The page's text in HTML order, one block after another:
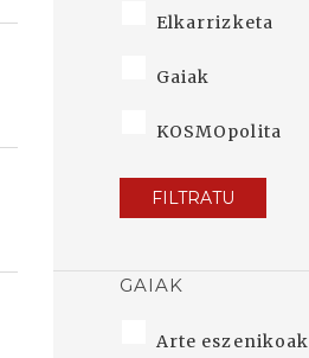
Elkarrizketa
Gaiak
KOSMOpolita
FILTRATU
GAIAK
Arte eszenikoak